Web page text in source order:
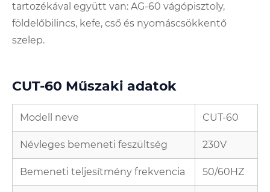
tartozékával együtt van: AG-60 vágópisztoly,
földelőbilincs, kefe, cső és nyomáscsökkentő
szelep.
CUT-60 Műszaki adatok
Modell neve CUT-60
Névleges bemeneti feszültség 230V
Bemeneti teljesítmény frekvencia 50/60HZ